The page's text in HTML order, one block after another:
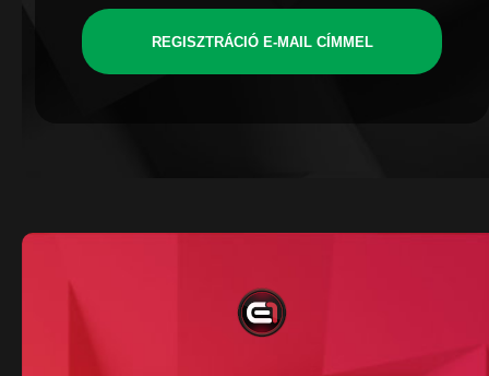
REGISZTRÁCIÓ E-MAIL CÍMMEL